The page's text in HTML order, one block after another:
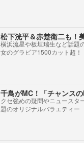
松下洸平＆赤楚衛二も！
横浜流星や板垣瑞生など話題
女のグラビア1500カット超！
千鳥がMC！「チャンスの
クセ強めの疑問やニュースタ
題のオリジナルバラエティー